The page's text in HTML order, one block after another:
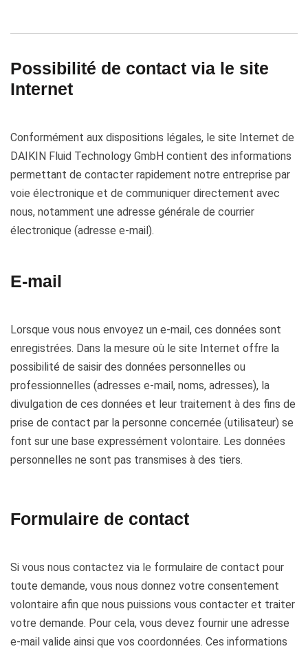
Possibilité de contact via le site
Internet
Conformément aux dispositions légales, le site Internet de
DAIKIN Fluid Technology GmbH contient des informations
permettant de contacter rapidement notre entreprise par
voie électronique et de communiquer directement avec
nous, notamment une adresse générale de courrier
électronique (adresse e-mail).
E-mail
Lorsque vous nous envoyez un e-mail, ces données sont
enregistrées. Dans la mesure où le site Internet offre la
possibilité de saisir des données personnelles ou
professionnelles (adresses e-mail, noms, adresses), la
divulgation de ces données et leur traitement à des fins de
prise de contact par la personne concernée (utilisateur) se
font sur une base expressément volontaire. Les données
personnelles ne sont pas transmises à des tiers.
Formulaire de contact
Si vous nous contactez via le formulaire de contact pour
toute demande, vous nous donnez votre consentement
volontaire afin que nous puissions vous contacter et traiter
votre demande. Pour cela, vous devez fournir une adresse
e-mail valide ainsi que vos coordonnées. Ces informations